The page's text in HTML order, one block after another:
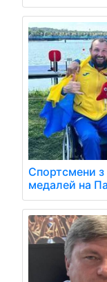
Спортсмени
медалей на